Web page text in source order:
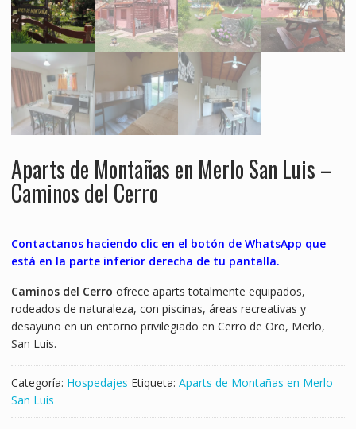
Aparts de Montañas en Merlo San Luis –
Caminos del Cerro
Contactanos haciendo clic en el botón de WhatsApp que
está en la parte inferior derecha de tu pantalla.
Caminos del Cerro ofrece aparts totalmente equipados,
rodeados de naturaleza, con piscinas, áreas recreativas y
desayuno en un entorno privilegiado en Cerro de Oro, Merlo,
San Luis.
Categoría: Hospedajes Etiqueta: Aparts de Montañas en Merlo
San Luis